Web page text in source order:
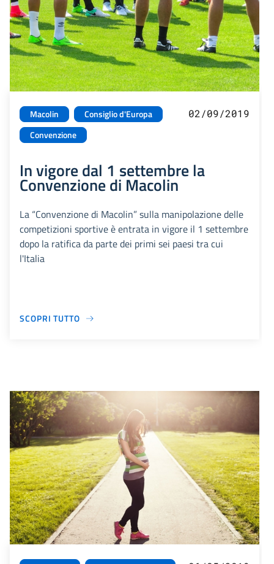
Macolin
Consiglio d'Europa
Convenzione
02/09/2019
In vigore dal 1 settembre la
Convenzione di Macolin
La “Convenzione di Macolin” sulla manipolazione delle
competizioni sportive è entrata in vigore il 1 settembre
dopo la ratifica da parte dei primi sei paesi tra cui
l'Italia
SCOPRI TUTTO